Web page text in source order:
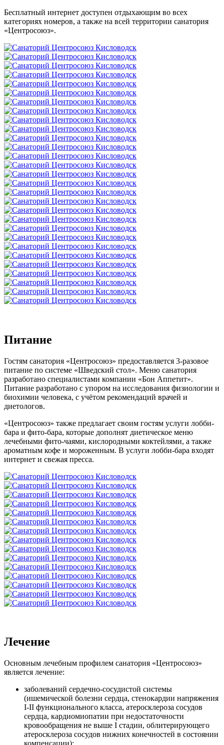
Бесплатный интернет доступен отдыхающим во всех
категориях номеров, а также на всей территории санатория
«Центросоюз».
Питание
Гостям санатория «Центросоюз» предоставляется 3-разовое
питание по системе «Шведский стол». Меню санатория
разработано специалистами компании «Бон Аппетит».
Питание разработано с упором на исследования физиологии и
биохимии человека, с учётом рекомендаций врачей и
диетологов.
«Центросоюз» также предлагает своим гостям услуги лобби-
бара и фито-бара, которые дополнят диетическое меню
лечебными фито-чаями, кислородными коктейлями, а также
ароматным кофе и мороженным. В услуги лобби-бара входят
интернет и свежая пресса.
Лечение
Основным лечебным профилем санатория «Центросоюз»
является лечение:
заболеваний сердечно-сосудистой системы
(ишемической болезни сердца, стенокардии напряжения
I-II функционального класса, атеросклероза сосудов
сердца, кардиомиопатии при недостаточности
кровообращения не выше I стадии, облитерирующего
атеросклероза сосудов нижних конечностей в состоянии